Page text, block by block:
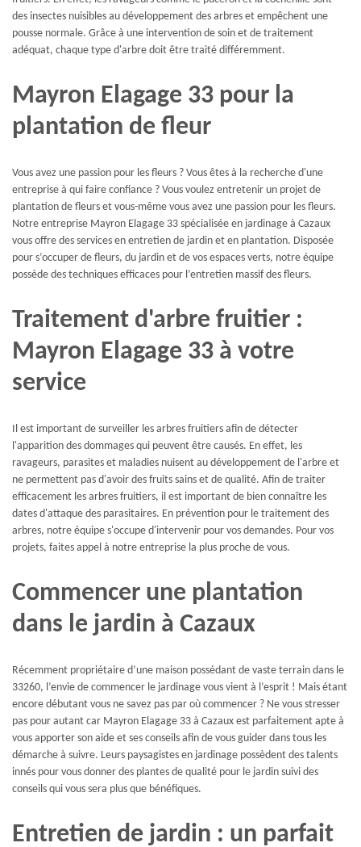
des insectes nuisibles au développement des arbres et empêchent une
pousse normale. Grâce à une intervention de soin et de traitement
adéquat, chaque type d'arbre doit être traité différemment.
Mayron Elagage 33 pour la
plantation de fleur
Vous avez une passion pour les fleurs ? Vous êtes à la recherche d'une
entreprise à qui faire confiance ? Vous voulez entretenir un projet de
plantation de fleurs et vous-même vous avez une passion pour les fleurs.
Notre entreprise Mayron Elagage 33 spécialisée en jardinage à Cazaux
vous offre des services en entretien de jardin et en plantation. Disposée
pour s’occuper de fleurs, du jardin et de vos espaces verts, notre équipe
possède des techniques efficaces pour l’entretien massif des fleurs.
Traitement d'arbre fruitier :
Mayron Elagage 33 à votre
service
Il est important de surveiller les arbres fruitiers afin de détecter
l'apparition des dommages qui peuvent être causés. En effet, les
ravageurs, parasites et maladies nuisent au développement de l'arbre et
ne permettent pas d'avoir des fruits sains et de qualité. Afin de traiter
efficacement les arbres fruitiers, il est important de bien connaître les
dates d'attaque des parasitaires. En prévention pour le traitement des
arbres, notre équipe s'occupe d'intervenir pour vos demandes. Pour vos
projets, faites appel à notre entreprise la plus proche de vous.
Commencer une plantation
dans le jardin à Cazaux
Récemment propriétaire d’une maison possédant de vaste terrain dans le
33260, l’envie de commencer le jardinage vous vient à l’esprit ! Mais étant
encore débutant vous ne savez pas par où commencer ? Ne vous stresser
pas pour autant car Mayron Elagage 33 à Cazaux est parfaitement apte à
vous apporter son aide et ses conseils afin de vous guider dans tous les
démarche à suivre. Leurs paysagistes en jardinage possèdent des talents
innés pour vous donner des plantes de qualité pour le jardin suivi des
conseils qui vous sera plus que bénéfiques.
Entretien de jardin : un parfait